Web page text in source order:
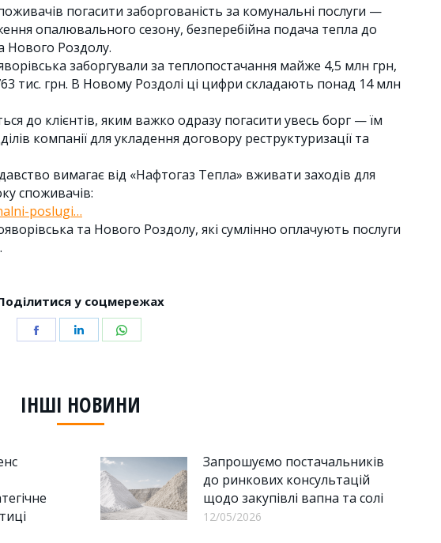
погасити заборгованість за комунальні послуги —
опалювального сезону, безперебійна подача тепла до
Нового Роздолу.
заборгували за теплопостачання майже 4,5 млн грн,
тис. грн. В Новому Роздолі ці цифри складають понад 14 млн
до клієнтів, яким важко одразу погасити увесь борг — їм
компанії для укладення договору реструктуризації та
вимагає від «Нафтогаз Тепла» вживати заходів для
споживачів:
poslugi…
та Нового Роздолу, які сумлінно оплачують послуги
у соцмережах
Share
Share
ІНШІ НОВИНИ
Запрошуємо постачальників
до ринкових консультацій
щодо закупівлі вапна та солі
12/05/2026